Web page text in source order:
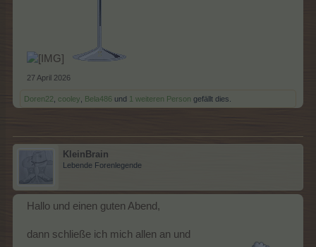
27 April 2026
Doren22 cooley Bela486 und 1 weiteren Person gefällt dies.
KleinBrain
Lebende Forenlegende
Hallo und einen guten Abend,
dann schließe ich mich allen an und